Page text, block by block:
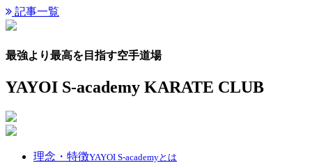
記事一覧
最強より最高を目指す空手道場
YAYOI S-academy KARATE CLUB
理念・特徴YAYOI S-academyとは